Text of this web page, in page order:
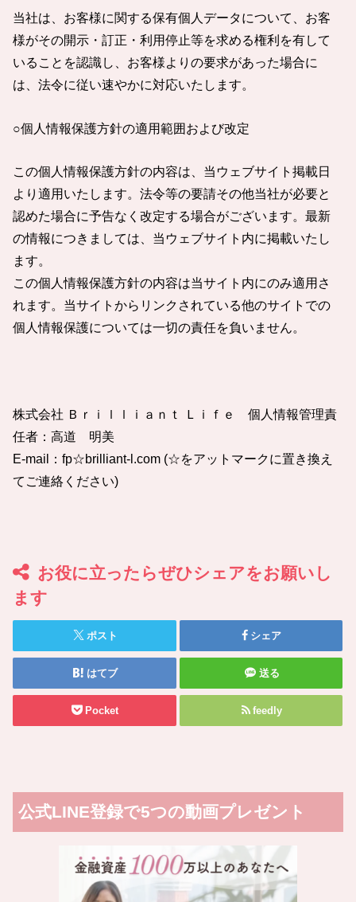
当社は、お客様に関する保有個人データについて、お客
様がその開示・訂正・利用停止等を求める権利を有して
いることを認識し、お客様よりの要求があった場合に
は、法令に従い速やかに対応いたします。
○個人情報保護方針の適用範囲および改定
この個人情報保護方針の内容は、当ウェブサイト掲載日
より適用いたします。法令等の要請その他当社が必要と
認めた場合に予告なく改定する場合がございます。最新
の情報につきましては、当ウェブサイト内に掲載いたし
ます。
この個人情報保護方針の内容は当サイト内にのみ適用さ
れます。当サイトからリンクされている他のサイトでの
個人情報保護については一切の責任を負いません。
株式会社 Ｂｒｉｌｌｉａｎｔ Ｌｉｆｅ 個人情報管理責
任者：高道 明美
E-mail：fp☆brilliant-l.com (☆をアットマークに置き換え
てご連絡ください)
お役に立ったらぜひシェアをお願いし
ます
ポスト シェア
はてブ 送る
Pocket feedly
公式LINE登録で5つの動画プレゼント